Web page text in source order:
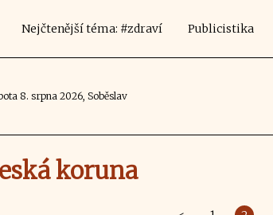
Nejčtenější téma: #zdraví Publicistika
8. srpna 2026, Soběslav
koruna